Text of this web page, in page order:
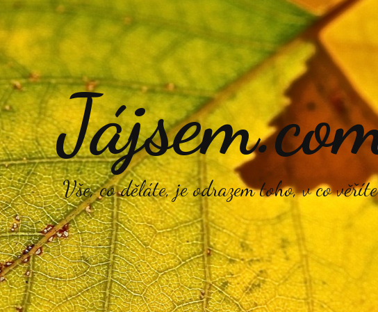
Vše, co děláte, je odrazem toho, v co